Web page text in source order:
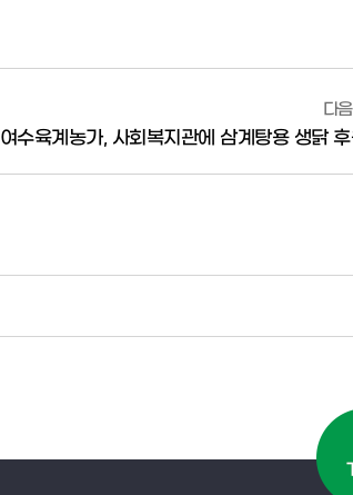
다
여수육계농가, 사회복지관에 삼계탕용 생닭